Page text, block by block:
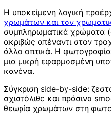
Η υποκείμενη λογική
χρωμάτων και τον
συμπληρωματικά χρώματα
ακριβώς απέναντι στον
άλλο οπτικά. Η φωτογραφία
μια μικρή εφαρμοσμένη
κανόνα.
Σύγκριση side-by-side:
σχιστόλιθο και πράσινο
θεωρία χρωμάτων στη